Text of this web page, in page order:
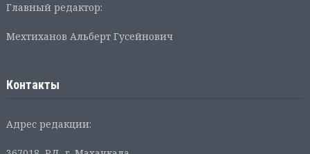
Главный редактор:
Мехтиханов Альберт Гусейнович
Контакты
Адрес редакции: